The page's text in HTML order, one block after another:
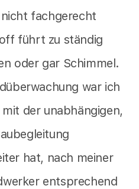
fachgerecht
führt zu ständig
oder gar Schimmel.
war ich
der unabhängigen,
hat, nach meiner
entsprechend